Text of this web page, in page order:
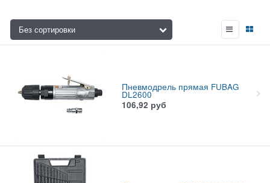
Пневмодрель прямая FUBAG
DL2600
106,92 руб